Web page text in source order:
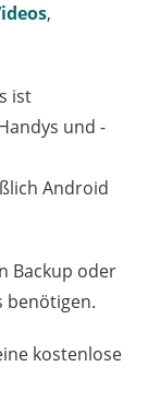
,
ist
und -
Android
Backup oder
benötigen.
kostenlose